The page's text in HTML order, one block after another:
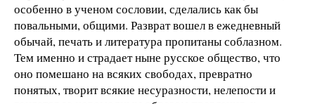
особенно в ученом сословии, сделались как бы
повальными, общими. Разврат вошел в ежедневный
обычай, печать и литература пропитаны соблазном.
Тем именно и страдает ныне русское общество, что
оно помешано на всяких свободах, превратно
понятых, творит всякие несуразности, нелепости и